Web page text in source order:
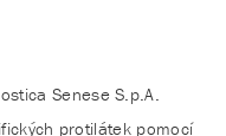
Senese S.p.A.
protilátek pomocí